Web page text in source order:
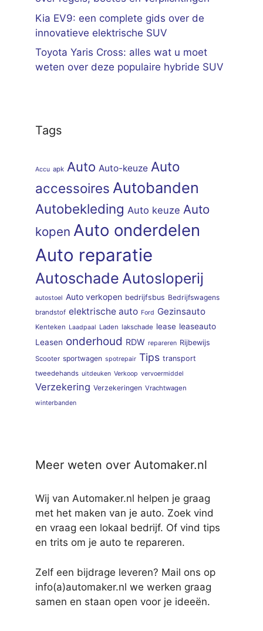
Kia EV9: een complete gids over de
innovatieve elektrische SUV
Toyota Yaris Cross: alles wat u moet
weten over deze populaire hybride SUV
Tags
Accu apk Auto Auto-keuze Auto
accessoires Autobanden
Autobekleding Auto keuze Auto
kopen Auto onderdelen
Auto reparatie
Autoschade Autosloperij
autostoel Auto verkopen bedrijfsbus Bedrijfswagens
brandstof elektrische auto Ford Gezinsauto
Kenteken Laadpaal Laden lakschade lease leaseauto
Leasen onderhoud RDW repareren Rijbewijs
Scooter sportwagen spotrepair Tips transport
tweedehands uitdeuken Verkoop vervoermiddel
Verzekering Verzekeringen Vrachtwagen
winterbanden
Meer weten over Automaker.nl
Wij van Automaker.nl helpen je graag
met het maken van je auto. Zoek vind
en vraag een lokaal bedrijf. Of vind tips
en trits om je auto te repareren.
Zelf een bijdrage leveren? Mail ons op
info(a)automaker.nl we werken graag
samen en staan open voor je ideeën.